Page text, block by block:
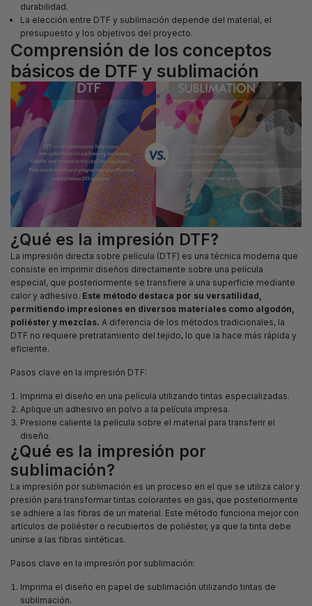
durabilidad.
La elección entre DTF y sublimación depende del material, el
presupuesto y los objetivos del proyecto.
Comprensión de los conceptos
básicos de DTF y sublimación
¿Qué es la impresión DTF?
La impresión directa sobre película (DTF) es una técnica moderna que
consiste en imprimir diseños directamente sobre una película
especial, que posteriormente se transfiere a una superficie mediante
calor y adhesivo. Este método destaca por su versatilidad,
permitiendo impresiones en diversos materiales como algodón,
poliéster y mezclas. A diferencia de los métodos tradicionales, la
DTF no requiere pretratamiento del tejido, lo que la hace más rápida y
eficiente.
Pasos clave en la impresión DTF:
Imprima el diseño en una película utilizando tintas especializadas.
Aplique un adhesivo en polvo a la película impresa.
Presione caliente la película sobre el material para transferir el
diseño.
¿Qué es la impresión por
sublimación?
La impresión por sublimación es un proceso en el que se utiliza calor y
presión para transformar tintas colorantes en gas, que posteriormente
se adhiere a las fibras de un material. Este método funciona mejor con
artículos de poliéster o recubiertos de poliéster, ya que la tinta debe
unirse a las fibras sintéticas.
Pasos clave en la impresión por sublimación:
Imprima el diseño en papel de sublimación utilizando tintas de
sublimación.